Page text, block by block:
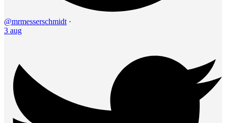
@mrmesserschmidt ·
3 aug